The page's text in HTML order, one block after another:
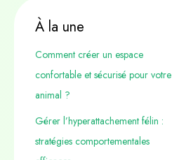
À la une
Comment créer un espace
confortable et sécurisé pour votre
animal ?
Gérer l’hyperattachement félin :
stratégies comportementales